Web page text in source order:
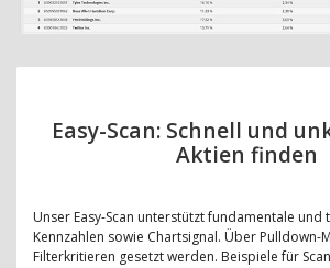
Easy-Scan: Schnell und
Aktien finden
Unser Easy-Scan unterstützt fundamentale und
Kennzahlen sowie Chartsignal. Über Pulldown-
Filterkritieren gesetzt werden. Beispiele für